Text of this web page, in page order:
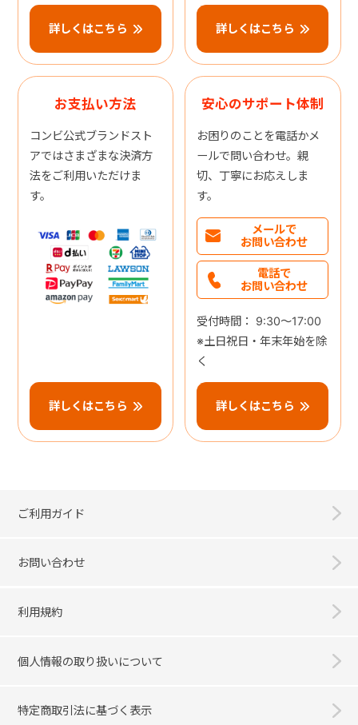
詳しくはこちら 詳しくはこちら
お支払い方法
コンビ公式ブランドスト
アではさまざまな決済方
法をご利用いただけま
す。
詳しくはこちら
安心のサポート体制
お困りのことを電話かメ
ールで問い合わせ。親
切、丁寧にお応えしま
す。
メールで
お問い合わせ
電話で
お問い合わせ
受付時間： 9:30～17:00
※土日祝日・年末年始を除
く
詳しくはこちら
ご利用ガイド
お問い合わせ
利用規約
個人情報の取り扱いについて
特定商取引法に基づく表示